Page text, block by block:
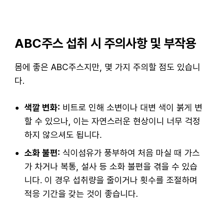
ABC주스 섭취 시 주의사항 및 부작용
몸에 좋은 ABC주스지만, 몇 가지 주의할 점도 있습니
다.
색깔 변화: 비트로 인해 소변이나 대변 색이 붉게 변
할 수 있으나, 이는 자연스러운 현상이니 너무 걱정
하지 않으셔도 됩니다.
소화 불편: 식이섬유가 풍부하여 처음 마실 때 가스
가 차거나 복통, 설사 등 소화 불편을 겪을 수 있습
니다. 이 경우 섭취량을 줄이거나 횟수를 조절하며
적응 기간을 갖는 것이 좋습니다.